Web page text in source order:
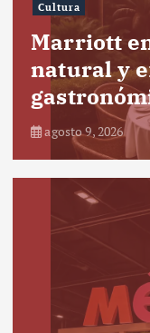
Cultura
Marriott
natural y
agosto 9, 2026